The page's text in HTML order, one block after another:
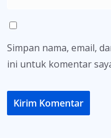
Simpan nama, email,
ini untuk komentar